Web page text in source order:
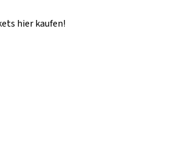
hier kaufen!